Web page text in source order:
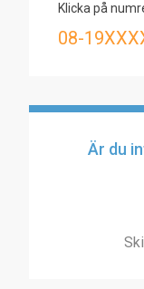
Klicka på
08-
Är du